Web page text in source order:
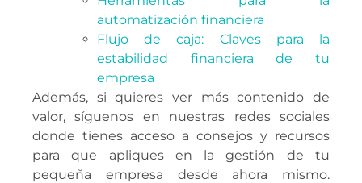
automatización financiera
Flujo de caja: Claves para la
estabilidad financiera de tu
empresa
Además, si quieres ver más contenido de
valor, síguenos en nuestras redes sociales
donde tienes acceso a consejos y recursos
para que apliques en la gestión de tu
pequeña empresa desde ahora mismo.